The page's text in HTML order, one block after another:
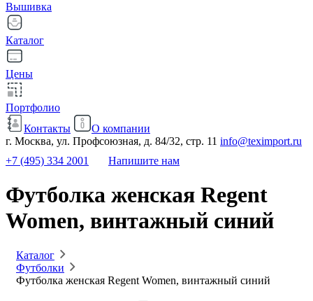
Вышивка
Каталог
Цены
Портфолио
Контакты
О компании
г. Москва, ул. Профсоюзная, д. 84/32, стр. 11 info@teximport.ru
+7 (495) 334 2001
Напишите нам
Футболка женская Regent
Women, винтажный синий
Каталог
Футболки
Футболка женская Regent Women, винтажный синий